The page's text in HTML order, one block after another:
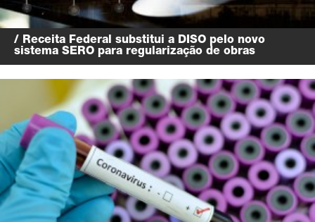
/ Receita Federal substitui a DISO pelo novo
sistema SERO para regularização de obras